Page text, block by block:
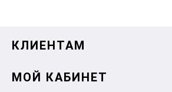
КЛИЕНТАМ
МОЙ КАБИНЕТ